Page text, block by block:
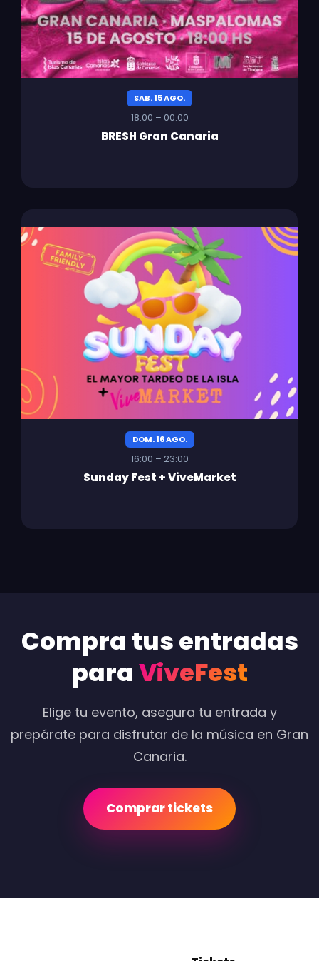
SAB. 15 AGO.
18:00 – 00:00
BRESH Gran Canaria
DOM. 16 AGO.
16:00 – 23:00
Sunday Fest + ViveMarket
Compra tus entradas
paraViveFest
Elige tu evento, asegura tu entrada y
prepárate para disfrutar de la música en Gran
Canaria.
Comprar tickets